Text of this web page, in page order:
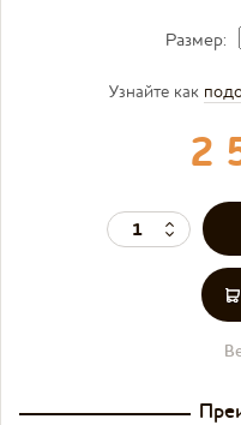
Узнайте как
2
Размер: